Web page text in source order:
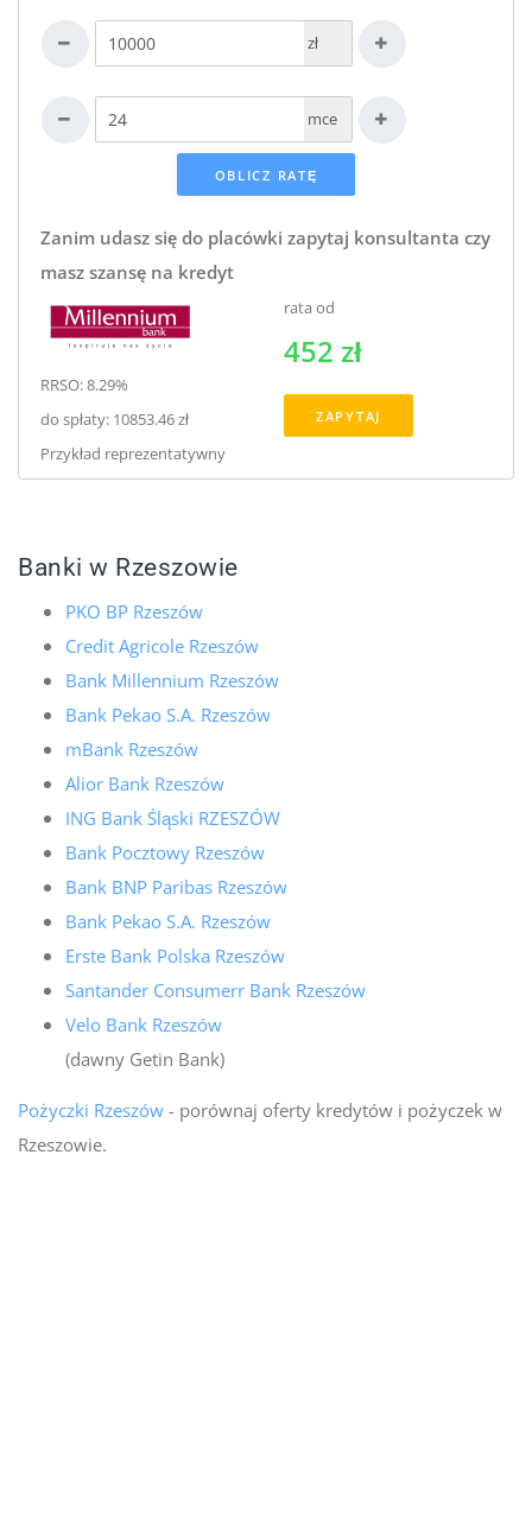
zł
mce
Zanim udasz się do placówki zapytaj konsultanta czy
masz szansę na kredyt
RRSO: 8.29%
do spłaty: 10853.46 zł
Przykład reprezentatywny
rata od
452 zł
ZAPYTAJ
Banki w Rzeszowie
PKO BP Rzeszów
Credit Agricole Rzeszów
Bank Millennium Rzeszów
Bank Pekao S.A. Rzeszów
mBank Rzeszów
Alior Bank Rzeszów
ING Bank Śląski RZESZÓW
Bank Pocztowy Rzeszów
Bank BNP Paribas Rzeszów
Bank Pekao S.A. Rzeszów
Erste Bank Polska Rzeszów
Santander Consumerr Bank Rzeszów
Velo Bank Rzeszów
(dawny Getin Bank)
Pożyczki Rzeszów- porównaj oferty kredytów i pożyczek w
Rzeszowie.